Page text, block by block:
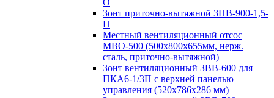
О
Зонт приточно-вытяжной ЗПВ-900-1,5-
П
Местный вентиляционный отсос
МВО-500 (500х800х655мм, нерж.
сталь, приточно-вытяжной)
Зонт вентиляционный ЗВВ-600 для
ПКА6-1/3П с верхней панелью
управления (520х786х286 мм)